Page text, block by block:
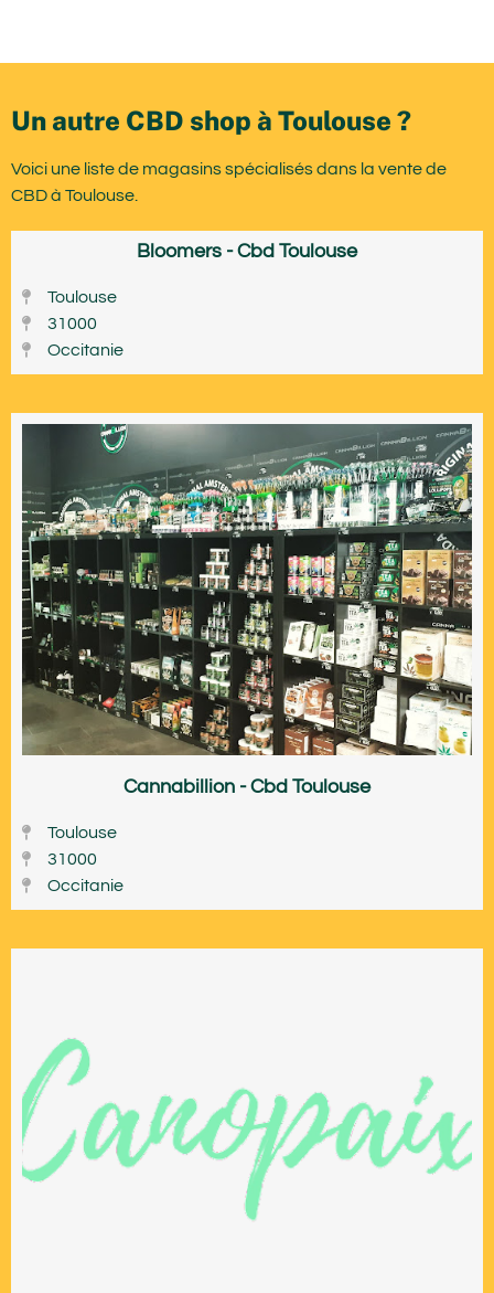
Un autre CBD shop à Toulouse ?
Voici une liste de magasins spécialisés dans la vente de
CBD à Toulouse.
Bloomers - Cbd Toulouse
Toulouse
31000
Occitanie
Cannabillion - Cbd Toulouse
Toulouse
31000
Occitanie